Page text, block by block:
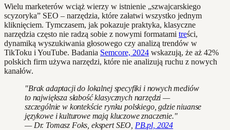
Wielu marketerów wciąż wierzy w istnienie „szwajcarskiego
scyzoryka” SEO – narzędzia, które załatwi wszystko jednym
kliknięciem. Tymczasem, jak pokazuje praktyka, klasyczne
narzędzia często nie radzą sobie z nowymi formatami treści,
dynamiką wyszukiwania głosowego czy analizą trendów w
TikToku i YouTube. Badania Semcore, 2024 wskazują, że aż 42%
polskich firm używa narzędzi, które nie analizują ruchu z nowych
kanałów.
"Brak adaptacji do lokalnej specyfiki i nowych mediów
to największa słabość klasycznych narzędzi —
szczególnie w kontekście rynku polskiego, gdzie niuanse
językowe i kulturowe mają kluczowe znaczenie."
— Dr. Tomasz Foks, ekspert SEO, PB.pl, 2024